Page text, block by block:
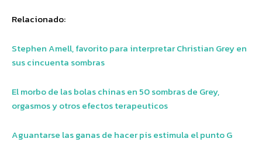
Relacionado:
Stephen Amell, favorito para interpretar Christian Grey en
sus cincuenta sombras
El morbo de las bolas chinas en 50 sombras de Grey,
orgasmos y otros efectos terapeuticos
Aguantarse las ganas de hacer pis estimula el punto G